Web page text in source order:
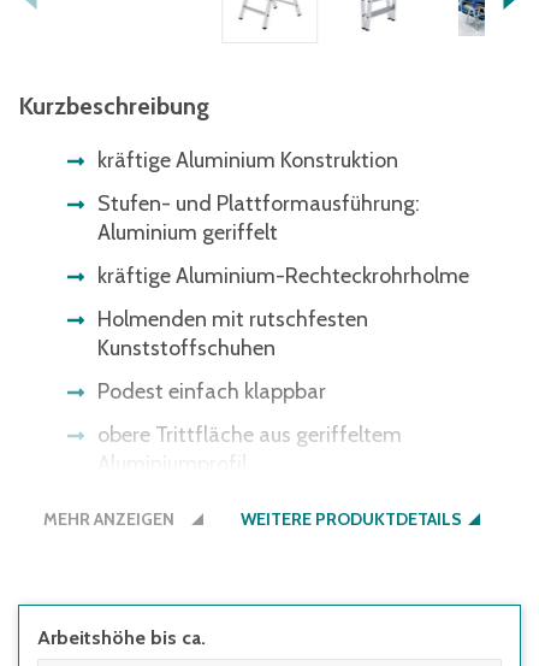
Kurzbeschreibung
kräftige Aluminium Konstruktion
Stufen- und Plattformausführung:
Aluminium geriffelt
kräftige Aluminium-Rechteckrohrholme
Holmenden mit rutschfesten
Kunststoffschuhen
Podest einfach klappbar
obere Trittfläche aus geriffeltem
Aluminiumprofil
einfaches Tragen durch Klapptechnik
DGUV-Information 208-016 und
geltendem DGUV-Regelwerk
MEHR ANZEIGEN WEITERE PRODUKTDETAILS
Arbeitshöhe bis ca.